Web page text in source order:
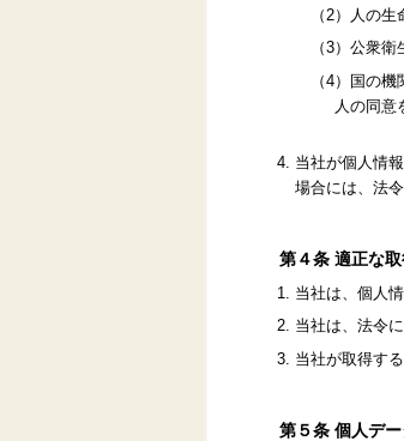
（2）人の
（3）公衆
（4）国の
人の同意
当社が個人情
場合には、法
第４条 適正な
当社は、個人
当社は、法令
当社が取得す
第５条 個人デ